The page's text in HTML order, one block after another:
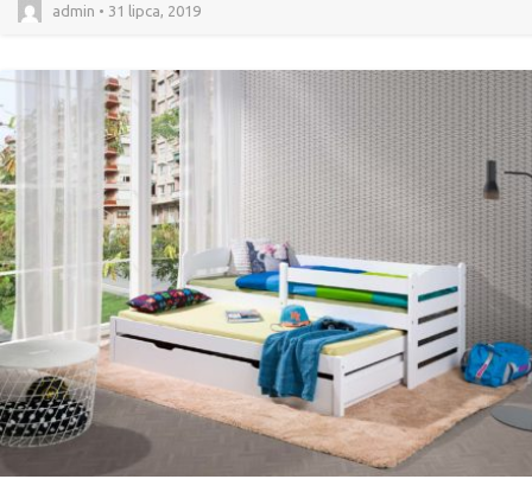
admin • 31 lipca, 2019